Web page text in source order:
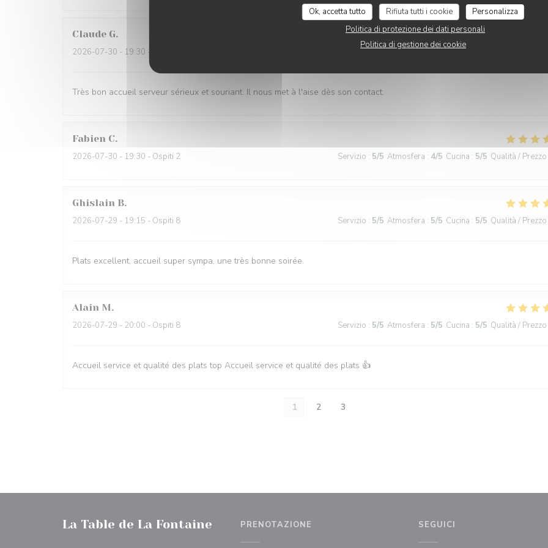
Ok, accetta tutto Rifiuta tutti i cookie
Personalizza
Politica di protezione dei dati personali
Politica di gestione dei cookie
Claude G
2026-07-30 - 19:30 - Ospiti 2 Servizio:5/5 Atmosfera:5/5 Cucina
Très bon accueil serveur sérieux et souriant. Il nous met à l'aise dès son contact.
Fabien C
2026-07-30 - 19:30 - Ospiti 2 Servizio : 5/5 Atmosfera : 4/5 Cucina : 5/5 Qualità / Prezzo
Ghislain B
2026-07-29 - 19:15 - Ospiti 8 Servizio : 5/5 Atmosfera : 5/5 Cucina : 5/5 Qualità / Prezzo
Plats excellent, accueil super sympa, une très bonne soirée.
Alain M
2026-07-29 - 20:00 - Ospiti 8 Servizio : 5/5 Atmosfera : 5/5 Cucina : 5/5 Qualità / Prezzo
Accueil service et qualité des plats top Accueil service et qualité des plats 👍
1 2 3
La Table de La Fontaine PRENOTAZIONE SEGUICI